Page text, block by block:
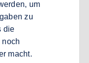
um
zu
die
noch
macht.